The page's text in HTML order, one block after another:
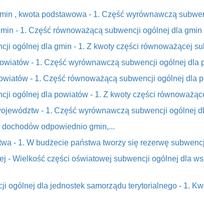
, kwota podstawowa - 1. Część wyrównawczą
- 1. Część równoważącą subwencji ogólnej dla gmin
ogólnej dla gmin - 1. Z kwoty części równoważącej
- 1. Część wyrównawczą subwencji ogólnej dla
- 1. Część równoważącą subwencji ogólnej dla
ogólnej dla powiatów - 1. Z kwoty części
- 1. Część wyrównawczą subwencji ogólnej
odpowiednio gmin,...
- 1. W budżecie państwa tworzy się rezerwę
- Wielkość części oświatowej subwencji ogólnej dla
ogólnej dla jednostek samorządu terytorialnego - 1.